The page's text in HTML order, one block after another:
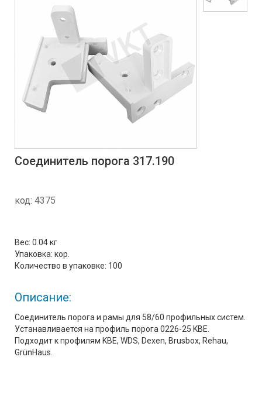
Соединитель порога 317.190
код: 4375
Вес: 0.04 кг
Упаковка: кор.
Количество в упаковке: 100
Описание:
Соединитель порога и рамы для 58/60 профильных систем.
Устанавливается на профиль порога 0226-25 KBE.
Подходит к профилям KBE, WDS, Dexen, Brusbox, Rehau,
GrünHaus.